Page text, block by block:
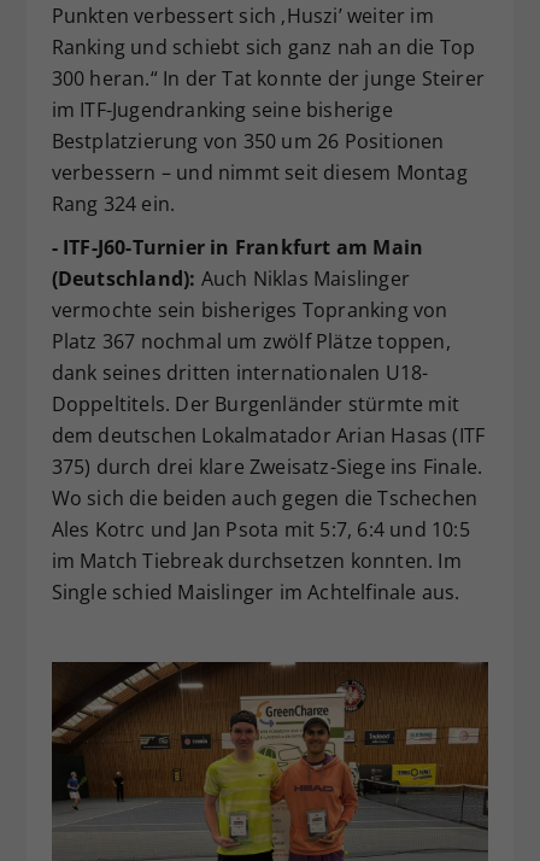
Punkten verbessert sich ‚Huszi’ weiter im
Ranking und schiebt sich ganz nah an die Top
300 heran.“ In der Tat konnte der junge Steirer
im ITF-Jugendranking seine bisherige
Bestplatzierung von 350 um 26 Positionen
verbessern – und nimmt seit diesem Montag
Rang 324 ein.
- ITF-J60-Turnier in Frankfurt am Main
(Deutschland): Auch Niklas Maislinger
vermochte sein bisheriges Topranking von
Platz 367 nochmal um zwölf Plätze toppen,
dank seines dritten internationalen U18-
Doppeltitels. Der Burgenländer stürmte mit
dem deutschen Lokalmatador Arian Hasas (ITF
375) durch drei klare Zweisatz-Siege ins Finale.
Wo sich die beiden auch gegen die Tschechen
Ales Kotrc und Jan Psota mit 5:7, 6:4 und 10:5
im Match Tiebreak durchsetzen konnten. Im
Single schied Maislinger im Achtelfinale aus.